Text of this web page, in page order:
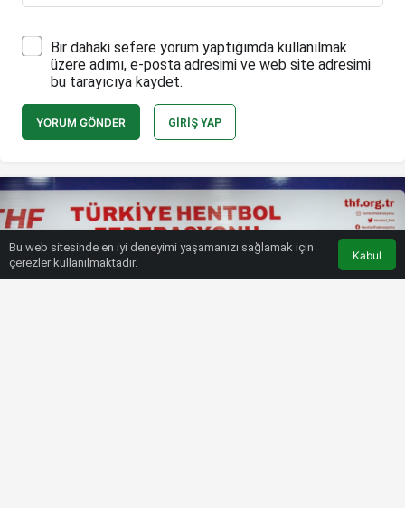
Bir dahaki sefere yorum yaptığımda kullanılmak
üzere adımı, e-posta adresimi ve web site adresimi
bu tarayıcıya kaydet.
YORUM GÖNDER GIRIŞ YAP
Bu web sitesinde en iyi deneyimi yaşamanızı sağlamak için
çerezler kullanılmaktadır.
Kabul